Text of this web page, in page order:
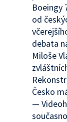
Boeingy
od
debata
Miloše
Česko
—